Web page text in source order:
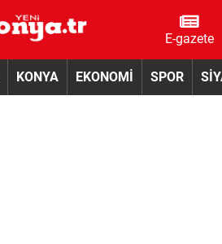
E-gazete
KONYA EKONOMİ SPOR